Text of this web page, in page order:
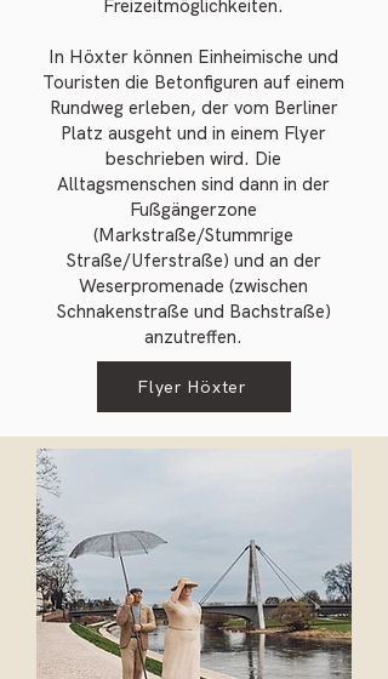
Freizeitmöglichkeiten.
In Höxter können Einheimische und
Touristen die Betonfiguren auf einem
Rundweg erleben, der vom Berliner
Platz ausgeht und in einem Flyer
beschrieben wird. Die
Alltagsmenschen sind dann in der
Fußgängerzone
(Markstraße/Stummrige
Straße/Uferstraße) und an der
Weserpromenade (zwischen
Schnakenstraße und Bachstraße)
anzutreffen.
Flyer Höxter